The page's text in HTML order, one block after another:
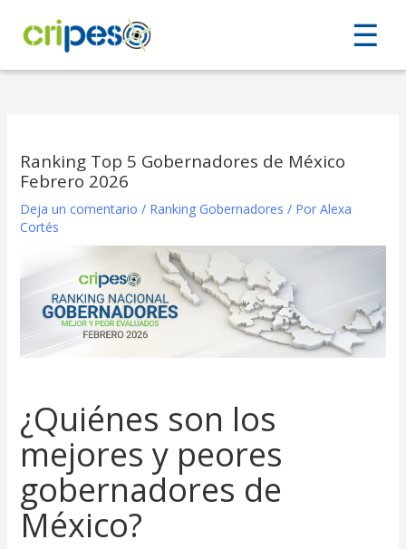
☰
☰
contenido
Ranking Top 5 Gobernadores de México
Febrero 2026
Deja un comentario / Ranking Gobernadores / Por Alexa
Cortés
¿Quiénes son los
mejores y peores
gobernadores de
México?